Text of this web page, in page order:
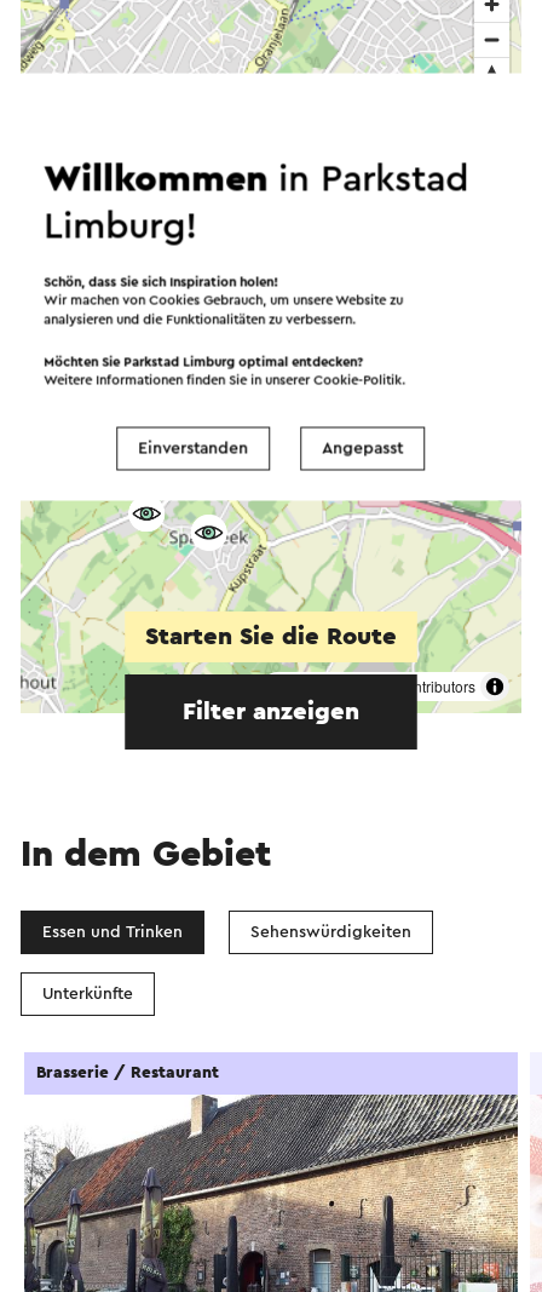
contributors
Starten Sie die Route
Filter anzeigen
In dem Gebiet
Essen und Trinken Sehenswürdigkeiten
Unterkünfte
Brasserie / Restaurant
Willkommen in Parkstad
Limburg!
Schön, dass Sie sich Inspiration holen!
Wir machen von Cookies Gebrauch, um unsere Website zu
analysieren und die Funktionalitäten zu verbessern.
Möchten Sie Parkstad Limburg optimal entdecken?
Weitere Informationen finden Sie in unsererCookie-Politik.
Einverstanden Angepasst